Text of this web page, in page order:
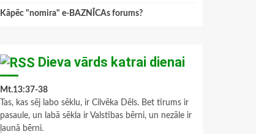
Kāpēc "nomira" e-BAZNĪCAs forums?
Dieva vārds katrai dienai
Mt.13:37-38
Tas, kas sēj labo sēklu, ir Cilvēka Dēls. Bet tīrums ir
pasaule, un labā sēkla ir Valstības bērni, un nezāle ir
ļaunā bērni.